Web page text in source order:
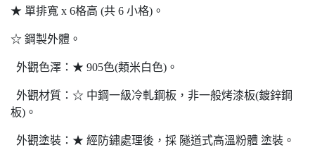
★ 單排寬 x 6格高 (共 6 小格)。
☆ 鋼製外體。
外觀色澤：★ 905色(類米白色)。
外觀材質：☆ 中鋼一級冷軋鋼板，非一般烤漆板(鍍鋅鋼
板)。
外觀塗裝：★ 經防鏽處理後，採 隧道式高溫粉體 塗裝。